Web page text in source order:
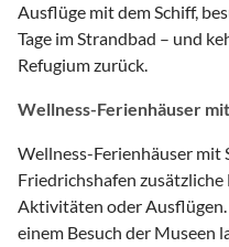
Ausflüge mit dem Schiff,
Tage im Strandbad – und
Refugium zurück.
Wellness-Ferienhäuser
Wellness-Ferienhäuser mit
Friedrichshafen
Aktivitäten oder Ausflügen.
einem Besuch der Museen